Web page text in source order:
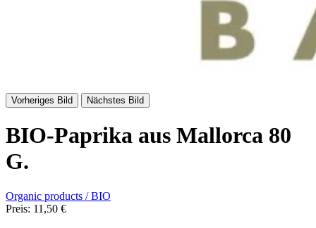
Vorheriges Bild Nächstes Bild
BIO-Paprika aus Mallorca 80
G.
Organic products / BIO
Preis: 11,50 €